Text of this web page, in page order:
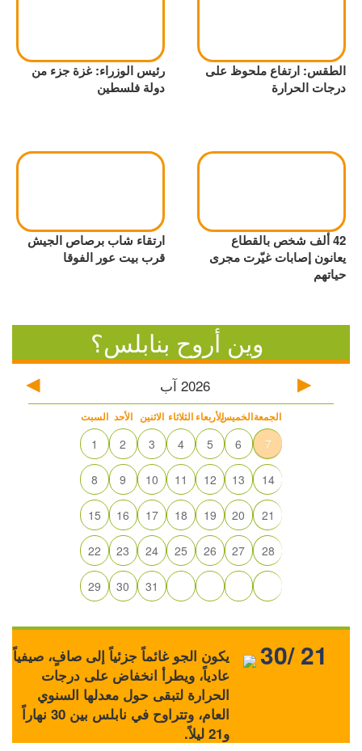
الطقس: ارتفاع ملحوظ على
درجات الحرارة
رئيس الوزراء: غزة جزء من
دولة فلسطين
42 ألف شخص بالقطاع
يعانون إصابات غيّرت مجرى
حياتهم
ارتقاء شاب برصاص الجيش
قرب بيت عور الفوقا
وين أروح بنابلس؟
2026 آب
السبت الأحد الاثنين الثلاثاء الأربعاءالخميسالجمعة
1 2 3 4 5 6 7
8 9 10 11 12 13 14
15 16 17 18 19 20 21
22 23 24 25 26 27 28
29 30 31
يكون الجو غائماً جزئياً إلى صافٍ، صيفياً
عادياً، ويطرأ انخفاض على درجات
الحرارة لتبقى حول معدلها السنوي
العام، وتتراوح في نابلس بين 30 نهاراً
و21 ليلاً.
30/ 21